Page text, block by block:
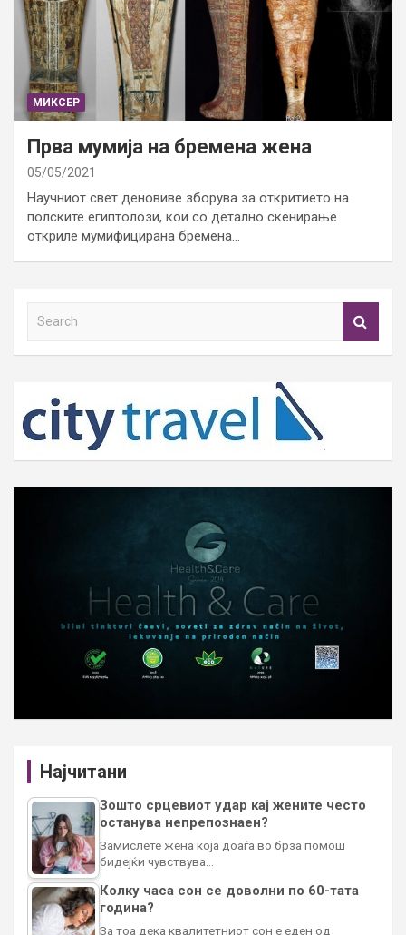
МИКСЕР
Прва мумија на бремена жена
05/05/2021
Научниот свет деновиве зборува за откритието на
полските египтолози, кои со детално скенирање
откриле мумифицирана бремена…
h
Најчитани
Зошто срцевиот удар кај жените често
останува непрепознаен?
Замислете жена која доаѓа во брза помош
бидејќи чувствува…
Колку часа сон се доволни по 60-тата
година?
За тоа дека квалитетниот сон е еден од